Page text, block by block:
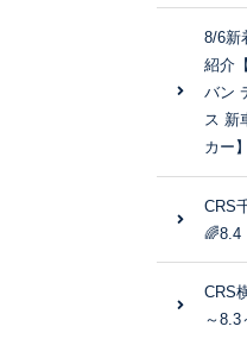
8/6新
紹介
バン
ス 新
カー
CRS
🌈8.4
CRS
～8.3